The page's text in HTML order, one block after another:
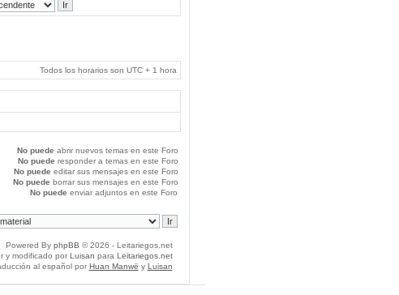
Todos los horarios son UTC + 1 hora
No puede abrir nuevos temas en este Foro
No puede responder a temas en este Foro
No puede editar sus mensajes en este Foro
No puede borrar sus mensajes en este Foro
No puede enviar adjuntos en este Foro
Powered By phpBB © 2026 - Leitariegos.net
y modificado por Luisan para Leitariegos.net
al español por Huan Manwë y Luisan